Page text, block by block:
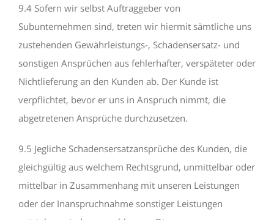
9.4 Sofern wir selbst Auftraggeber von
Subunternehmen sind, treten wir hiermit sämtliche uns
zustehenden Gewährleistungs-, Schadensersatz- und
sonstigen Ansprüchen aus fehlerhafter, verspäteter oder
Nichtlieferung an den Kunden ab. Der Kunde ist
verpflichtet, bevor er uns in Anspruch nimmt, die
abgetretenen Ansprüche durchzusetzen.
9.5 Jegliche Schadensersatzansprüche des Kunden, die
gleichgültig aus welchem Rechtsgrund, unmittelbar oder
mittelbar in Zusammenhang mit unseren Leistungen
oder der Inanspruchnahme sonstiger Leistungen